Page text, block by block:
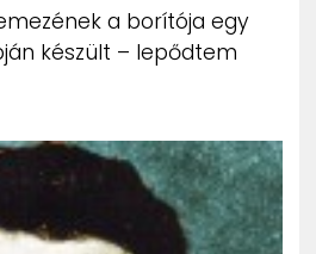
a borítója egy
készült – lepődtem